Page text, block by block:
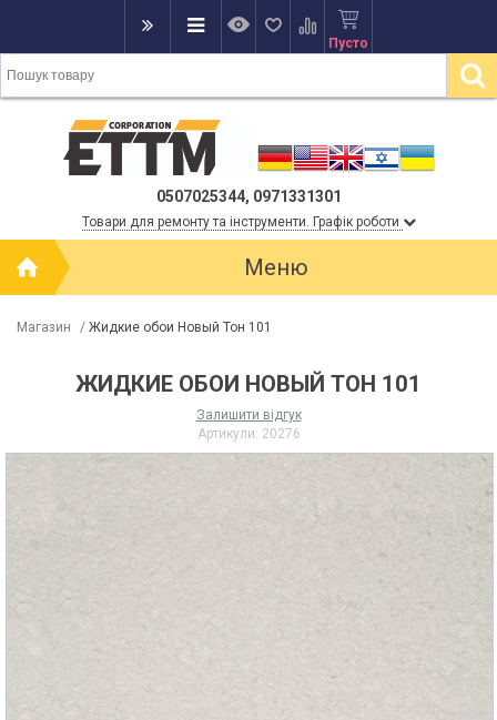
Пусто
0507025344, 0971331301
Товари для ремонту та інструменти. Графік роботи
Меню
Магазин / Жидкие обои Новый Тон 101
ЖИДКИЕ ОБОИ НОВЫЙ ТОН 101
Залишити відгук
Артикули: 20276